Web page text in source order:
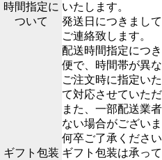
時間指定に
ついて
いたします。
発送日につきまし
ご連絡致します。
配送時間指定につ
便で、時間帯が異な
ご注文時に指定い
て対応させていただ
また、一部配送業
ない場合がございま
何卒ご了承ください
ギフト包装 ギフト包装は承っ